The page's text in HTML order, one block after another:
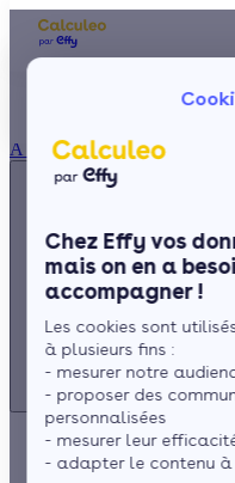
Chez Effy vos
mais on en a
accompagner !
Les cookies sont
à plusieurs fins :
- mesurer notre
- proposer des
personnalisées
- mesurer leur
- adapter le contenu à
À propos
du lundi
3456
Appelez-nous !
du lundi au vendredi - 8h à
3456
Service gratuit
+ prix appel
La